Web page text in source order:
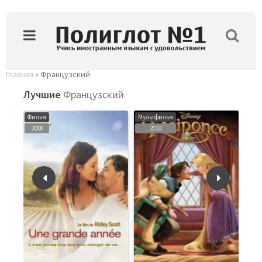
Главная » Французский
Лучшие Французский
Фильм
2006
Мультфильм
2010